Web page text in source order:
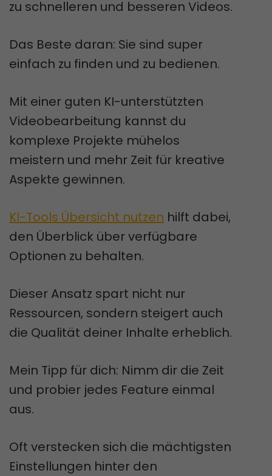
zu schnelleren und besseren Videos.
Das Beste daran: Sie sind super
einfach zu finden und zu bedienen.
Mit einer guten KI-unterstützten
Videobearbeitung kannst du
komplexe Projekte mühelos
meistern und mehr Zeit für kreative
Aspekte gewinnen.
KI-Tools Übersicht nutzen hilft dabei,
den Überblick über verfügbare
Optionen zu behalten.
Dieser Ansatz spart nicht nur
Ressourcen, sondern steigert auch
die Qualität deiner Inhalte erheblich.
Mein Tipp für dich: Nimm dir die Zeit
und probier jedes Feature einmal
aus.
Oft verstecken sich die mächtigsten
Einstellungen hinter den